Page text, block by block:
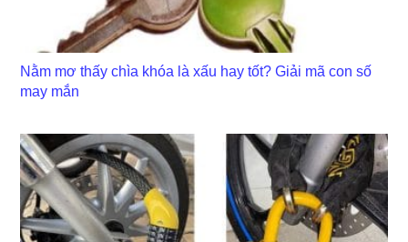
Nằm mơ thấy chìa khóa là xấu hay tốt? Giải mã con số
may mắn